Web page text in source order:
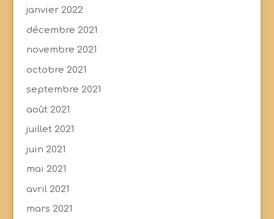
janvier 2022
décembre 2021
novembre 2021
octobre 2021
septembre 2021
août 2021
juillet 2021
juin 2021
mai 2021
avril 2021
mars 2021